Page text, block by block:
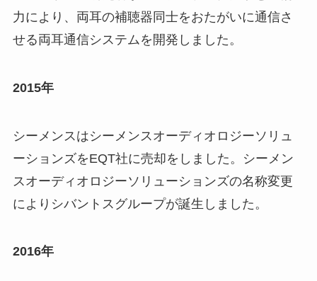
力により、両耳の補聴器同士をおたがいに通信さ
せる両耳通信システムを開発しました。
2015年
シーメンスはシーメンスオーディオロジーソリュ
ーションズをEQT社に売却をしました。シーメン
スオーディオロジーソリューションズの名称変更
によりシバントスグループが誕生しました。
2016年